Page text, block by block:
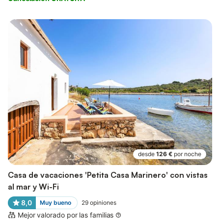
desde 126 € por noche
Casa de vacaciones 'Petita Casa Marinero' con vistas
al mar y Wi-Fi
8,0 Muy bueno 29 opiniones
Mejor valorado por las familias